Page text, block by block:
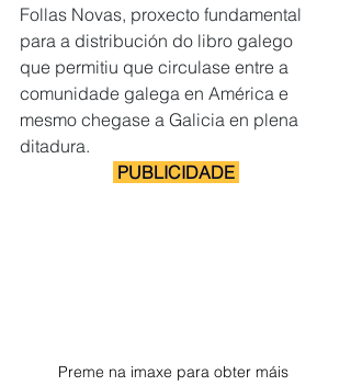
Follas Novas, proxecto fundamental
para a distribución do libro galego
que permitiu que circulase entre a
comunidade galega en América e
mesmo chegase a Galicia en plena
ditadura.
PUBLICIDADE
Preme na imaxe para obter máis